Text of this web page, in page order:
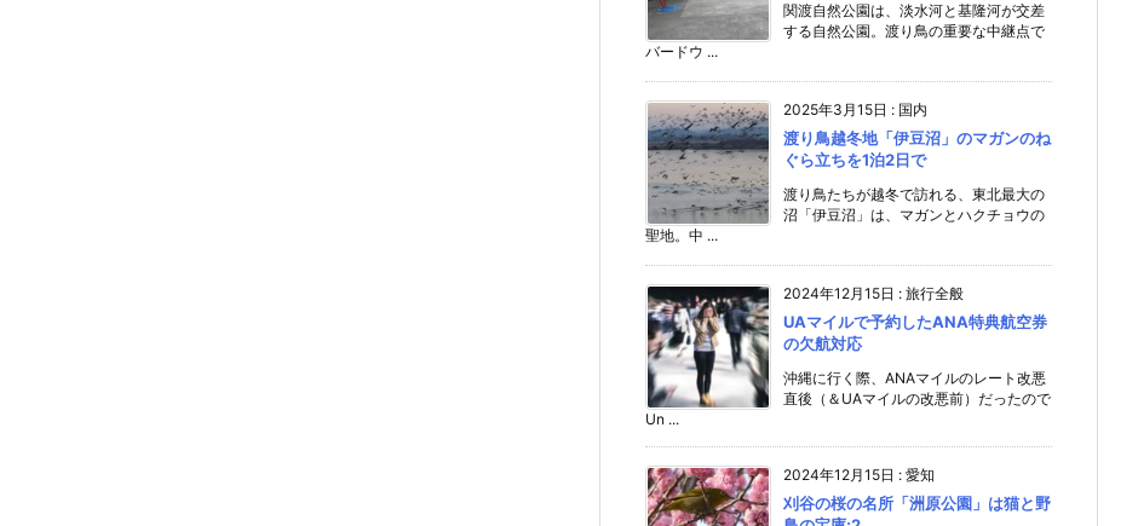
関渡自然公園は、淡水河と基隆河が交差
する自然公園。渡り鳥の重要な中継点で
バードウ ...
2025年3月15日 : 国内
渡り鳥越冬地「伊豆沼」のマガンのね
ぐら立ちを1泊2日で
渡り鳥たちが越冬で訪れる、東北最大の
沼「伊豆沼」は、マガンとハクチョウの
聖地。中 ...
2024年12月15日 : 旅行全般
UAマイルで予約したANA特典航空券
の欠航対応
沖縄に行く際、ANAマイルのレート改悪
直後（＆UAマイルの改悪前）だったので
Un ...
2024年12月15日 : 愛知
刈谷の桜の名所「洲原公園」は猫と野